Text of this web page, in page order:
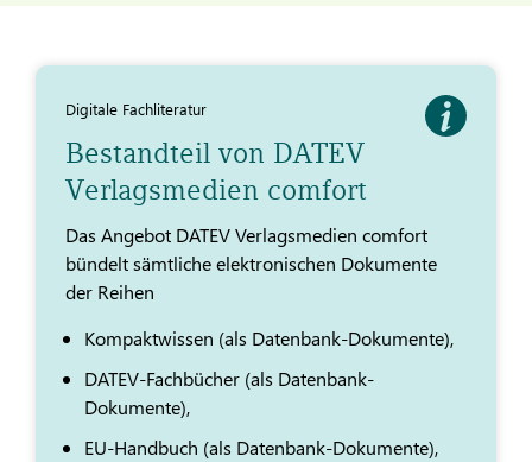
Digitale Fachliteratur
Bestandteil von DATEV
Verlagsmedien comfort
Das Angebot DATEV Verlagsmedien comfort
bündelt sämtliche elektronischen Dokumente
der Reihen
Kompaktwissen (als Datenbank-Dokumente),
DATEV-Fachbücher (als Datenbank-
Dokumente),
EU-Handbuch (als Datenbank-Dokumente),